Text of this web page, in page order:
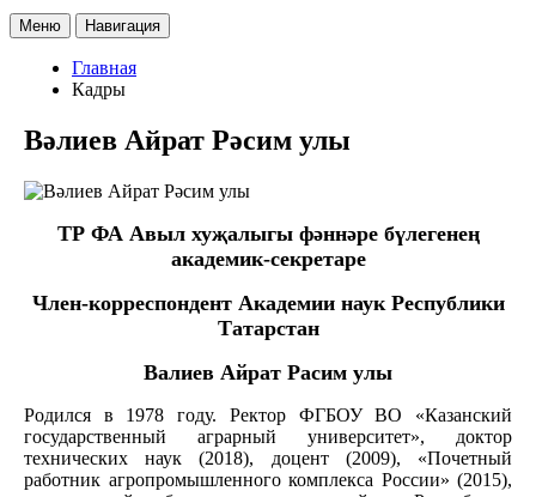
Меню Навигация
Главная
Кадры
Вәлиев Айрат Рәсим улы
ТР ФА Авыл хуҗалыгы фәннәре бүлегенең
академик-секретаре
Член-корреспондент Академии наук Республики
Татарстан
Валиев Айрат Расим улы
Родился в 1978 году. Ректор ФГБОУ ВО «Казанский
государственный аграрный университет», доктор
технических наук (2018), доцент (2009), «Почетный
работник агропромышленного комплекса России» (2015),